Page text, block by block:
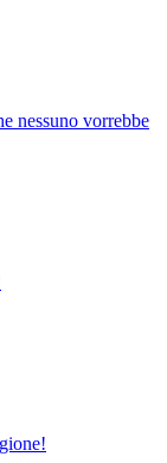
nessuno vorrebbe